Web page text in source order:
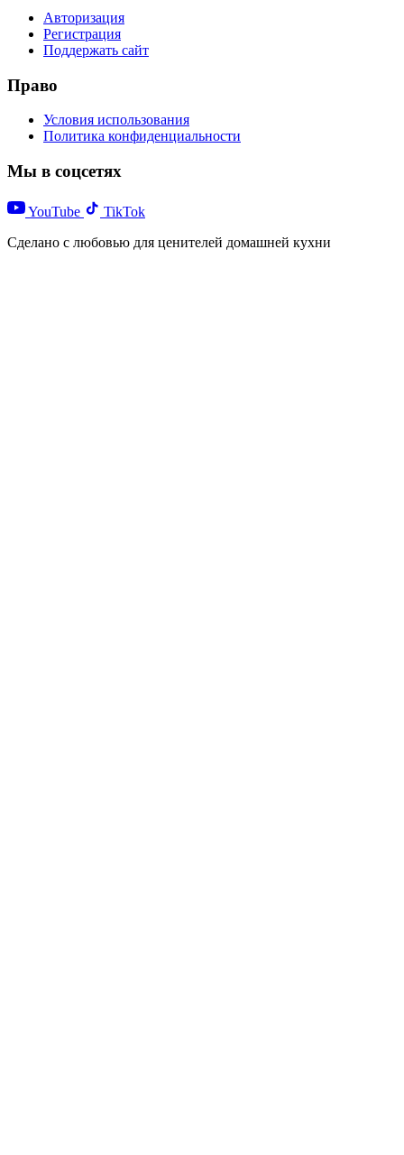
Авторизация
Регистрация
Поддержать сайт
Право
Условия использования
Политика конфиденциальности
Мы в соцсетях
YouTube
TikTok
Сделано с любовью для ценителей домашней кухни